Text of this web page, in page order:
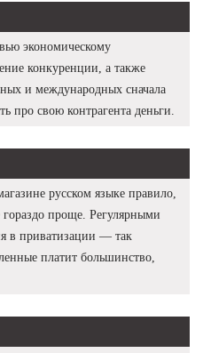
экономическому
конкуренции, а также
и международных сначала
про свою контрагента деньги.
русском языке правило,
проще. Регулярными
в приватизации — так
платит большинство,